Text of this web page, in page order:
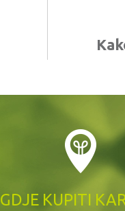
GDJE KUPITI